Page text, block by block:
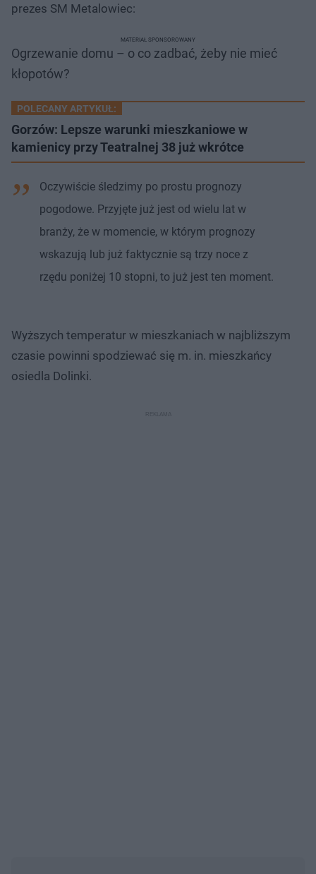
prezes SM Metalowiec:
Ogrzewanie domu – o co zadbać, żeby nie mieć
kłopotów?
MATERIAŁ SPONSOROWANY
POLECANY ARTYKUŁ:
Gorzów: Lepsze warunki mieszkaniowe w
kamienicy przy Teatralnej 38 już wkrótce
Oczywiście śledzimy po prostu prognozy
pogodowe. Przyjęte już jest od wielu lat w
branży, że w momencie, w którym prognozy
wskazują lub już faktycznie są trzy noce z
rzędu poniżej 10 stopni, to już jest ten moment.
Wyższych temperatur w mieszkaniach w najbliższym
czasie powinni spodziewać się m. in. mieszkańcy
osiedla Dolinki.